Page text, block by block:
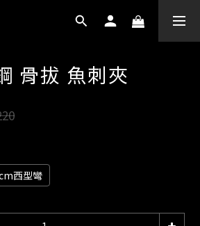
骨拔 魚刺夾
西型彎